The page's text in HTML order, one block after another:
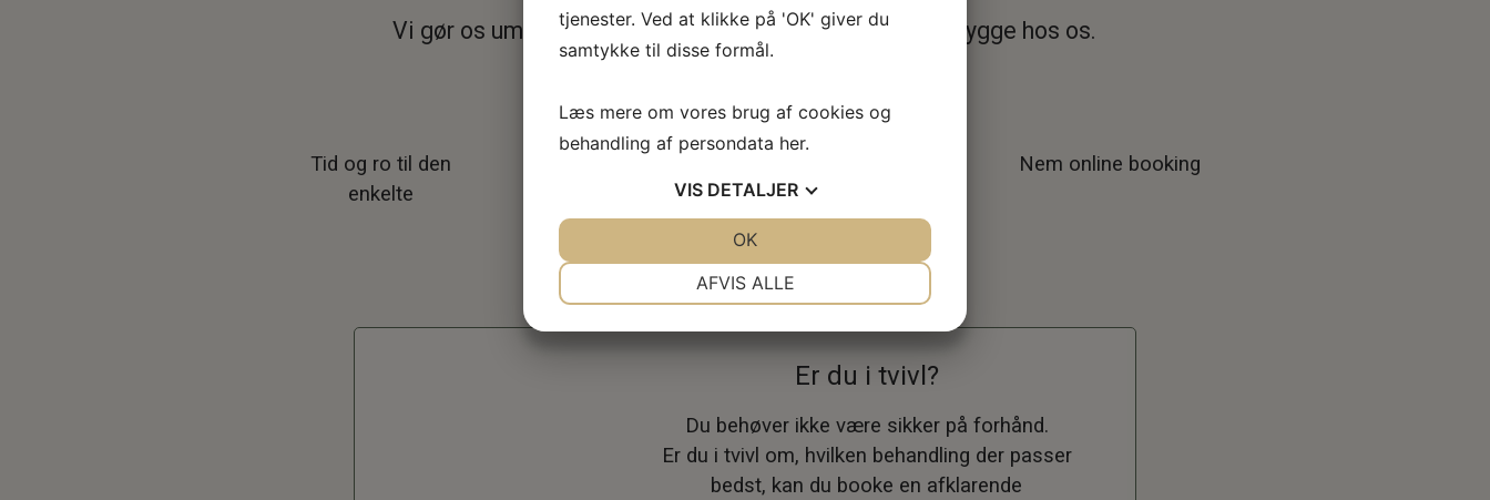
Vi gør os umage for, at både børn og voksne føler sig trygge hos os.
Tid og ro til den
enkelte
specialiseret
Nem online booking
Er du i tvivl?
Du behøver ikke være sikker på forhånd.
Er du i tvivl om, hvilken behandling der passer
bedst, kan du booke en afklarende
tjenester. Ved at klikke på 'OK' giver du
samtykke til disse formål.
Læs mere om vores brug af cookies og
behandling af persondata her.
VIS DETALJER
AFVIS ALLE
OK